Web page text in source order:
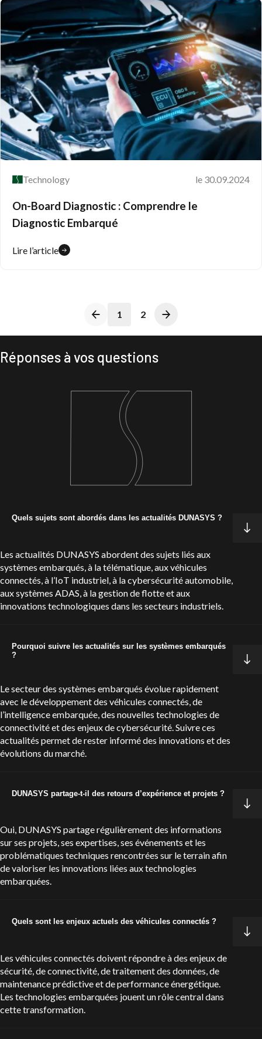
Technology le 30.09.2024
On-Board Diagnostic : Comprendre le
Diagnostic Embarqué
Lire l’article
1 2
Réponses à vos questions
Quels sujets sont abordés dans les actualités DUNASYS ?
Les actualités DUNASYS abordent des sujets liés aux
systèmes embarqués, à la télématique, aux véhicules
connectés, à l’IoT industriel, à la cybersécurité automobile,
aux systèmes ADAS, à la gestion de flotte et aux
innovations technologiques dans les secteurs industriels.
Pourquoi suivre les actualités sur les systèmes embarqués
?
Le secteur des systèmes embarqués évolue rapidement
avec le développement des véhicules connectés, de
l’intelligence embarquée, des nouvelles technologies de
connectivité et des enjeux de cybersécurité. Suivre ces
actualités permet de rester informé des innovations et des
évolutions du marché.
DUNASYS partage-t-il des retours d’expérience et projets ?
Oui, DUNASYS partage régulièrement des informations
sur ses projets, ses expertises, ses événements et les
problématiques techniques rencontrées sur le terrain afin
de valoriser les innovations liées aux technologies
embarquées.
Quels sont les enjeux actuels des véhicules connectés ?
Les véhicules connectés doivent répondre à des enjeux de
sécurité, de connectivité, de traitement des données, de
maintenance prédictive et de performance énergétique.
Les technologies embarquées jouent un rôle central dans
cette transformation.